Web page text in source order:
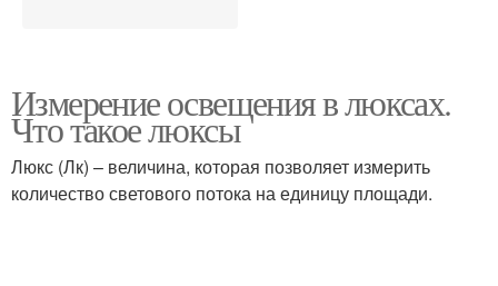
Измерение освещения в люксах.
Что такое люксы
Люкс (Лк) – величина, которая позволяет измерить
количество светового потока на единицу площади.